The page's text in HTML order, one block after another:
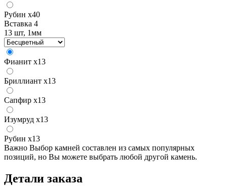
Рубин x40
Вставка 4
13 шт, 1мм
Фианит x13
Бриллиант x13
Сапфир x13
Изумруд x13
Рубин x13
Важно Выбор камней составлен из самых популярных
позиций, но Вы можете выбрать любой другой камень.
Детали заказа